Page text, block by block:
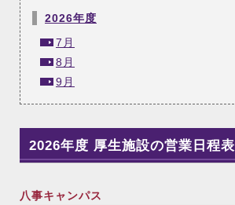
2026年度
7月
8月
9月
2026年度 厚生施設の営業日程表
八事キャンパス